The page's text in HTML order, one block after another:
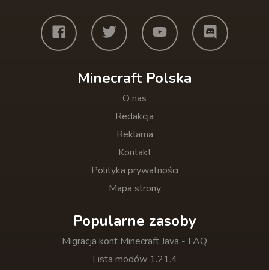
Minecraft Polska
O nas
Redakcja
Reklama
Kontakt
Polityka prywatności
Mapa strony
Popularne zasoby
Migracja kont Minecraft Java - FAQ
Lista modów 1.21.4